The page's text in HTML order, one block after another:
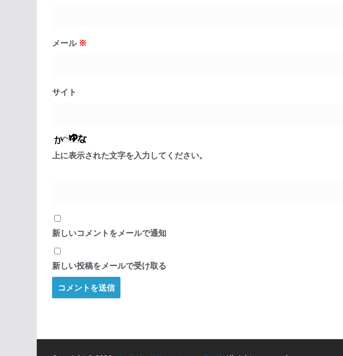
メール ※
サイト
上に表示された文字を入力してください。
新しいコメントをメールで通知
新しい投稿をメールで受け取る